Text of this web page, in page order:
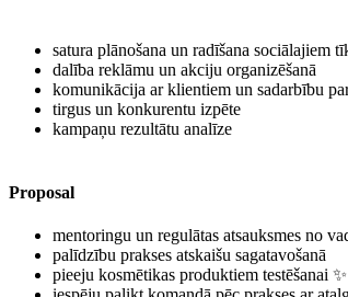
satura plānošana un radīšana sociālajiem
dalība reklāmu un akciju organizēšanā
komunikācija ar klientiem un sadarbību
tirgus un konkurentu izpēte
kampaņu rezultātu analīze
Proposal
mentoringu un regulātas atsauksmes no
palīdzību prakses atskaišu sagatavošanā
pieeju kosmētikas produktiem testēšanai ✨